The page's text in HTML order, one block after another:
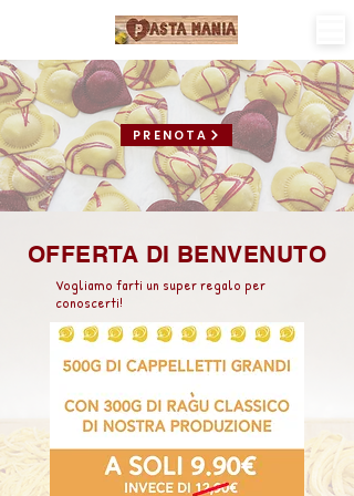
PRENOTA
OFFERTA DI BENVENUTO
Vogliamo farti un super regalo per
conoscerti!